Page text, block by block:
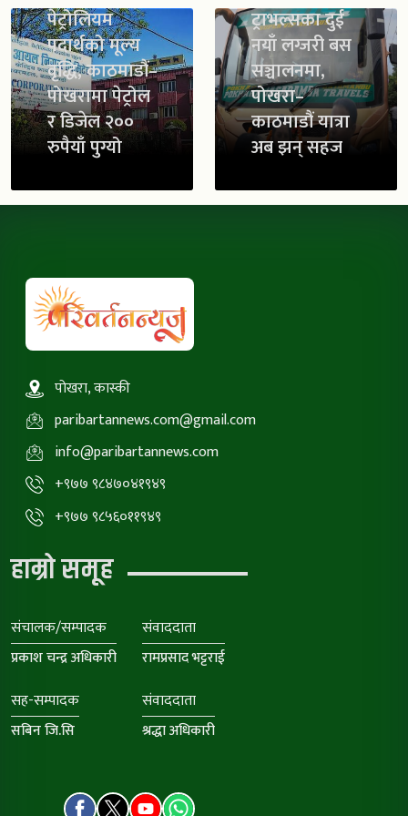
पेट्रोलियम
पदार्थको मूल्य
वृद्धि, काठमाडौं–
पोखरामा पेट्रोल
र डिजेल २००
रुपैयाँ पुग्यो
ट्राभल्सका दुई
नयाँ लग्जरी बस
सञ्चालनमा,
पोखरा–
काठमाडौं यात्रा
अब झन् सहज
पोखरा, कास्की
paribartannews.com@gmail.com
info@paribartannews.com
+९७७ ९८४७०४१९४९
+९७७ ९८५६०११९४९
हाम्रो समूह
संचालक/सम्पादक
प्रकाश चन्द्र अधिकारी
संवाददाता
रामप्रसाद भट्टराई
सह-सम्पादक
सबिन जि.सि
संवाददाता
श्रद्धा अधिकारी